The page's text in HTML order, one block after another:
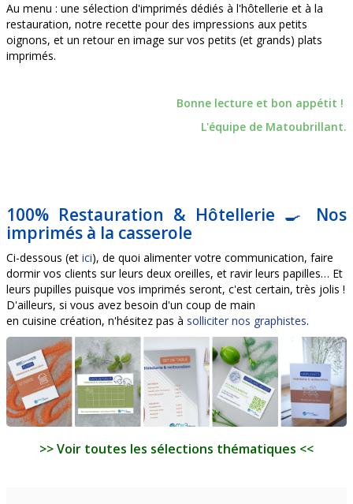
Au menu : une sélection d'imprimés dédiés à l'hôtellerie et à la
restauration, notre recette pour des impressions aux petits
oignons, et un retour en image sur vos petits (et grands) plats
imprimés.
Bonne lecture et bon appétit !
L'équipe de Matoubrillant.
100% Restauration & Hôtellerie 🍳
Nos
imprimés à la casserole
Ci-dessous (et ici), de quoi alimenter votre communication, faire
dormir vos clients sur leurs deux oreilles, et ravir leurs papilles… Et
leurs pupilles puisque vos imprimés seront, c'est certain, très jolis !
D'ailleurs, si vous avez besoin d'un coup de main
en cuisine création, n'hésitez pas à solliciter nos graphistes.
>> Voir toutes les sélections thématiques <<